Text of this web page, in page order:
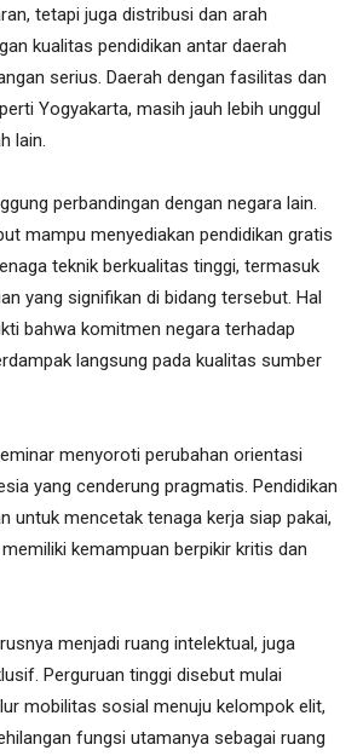
tetapi juga distribusi dan arah
kualitas pendidikan antar daerah
serius. Daerah dengan fasilitas dan
Yogyakarta, masih jauh lebih unggul
lain.
perbandingan dengan negara lain.
mampu menyediakan pendidikan gratis
teknik berkualitas tinggi, termasuk
yang signifikan di bidang tersebut. Hal
bahwa komitmen negara terhadap
langsung pada kualitas sumber
menyoroti perubahan orientasi
yang cenderung pragmatis. Pendidikan
untuk mencetak tenaga kerja siap pakai,
kemampuan berpikir kritis dan
menjadi ruang intelektual, juga
Perguruan tinggi disebut mulai
mobilitas sosial menuju kelompok elit,
fungsi utamanya sebagai ruang